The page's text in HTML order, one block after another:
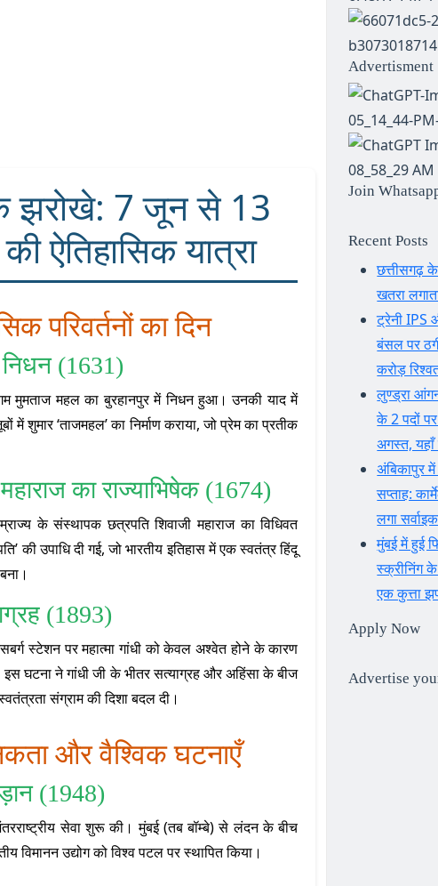
झरोखे: 7 जून से 13
ऐतिहासिक यात्रा
परिवर्तनों का दिन
(1631)
मुमताज महल का बुरहानपुर में निधन हुआ। उनकी याद में
में शुमार ‘ताजमहल’ का निर्माण कराया, जो प्रेम का प्रतीक
का राज्याभिषेक (1674)
के संस्थापक छत्रपति शिवाजी महाराज का विधिवत
की उपाधि दी गई, जो भारतीय इतिहास में एक स्वतंत्र हिंदू
(1893)
स्टेशन पर महात्मा गांधी को केवल अश्वेत होने के कारण
घटना ने गांधी जी के भीतर सत्याग्रह और अहिंसा के बीज
संग्राम की दिशा बदल दी।
और वैश्विक घटनाएँ
(1948)
सेवा शुरू की। मुंबई (तब बॉम्बे) से लंदन के बीच
विमानन उद्योग को विश्व पटल पर स्थापित किया।
Advertisment
Join
Recent Posts
छत्तीसगढ़
खतरा
ट्रेनी IPS
बंसल पर
करोड़
लुण्ड्रा
के 2 पदों
अगस्त, यहाँ
अंबिकापुर
सप्ताह:
लगा
मुंबई में हुई
स्क्रीनिंग
एक कुत्ता
Apply Now
Advertise